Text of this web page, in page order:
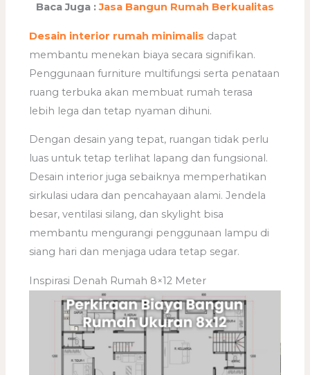
Baca Juga : Jasa Bangun Rumah Berkualitas
Desain interior rumah minimalis dapat
membantu menekan biaya secara signifikan.
Penggunaan furniture multifungsi serta penataan
ruang terbuka akan membuat rumah terasa
lebih lega dan tetap nyaman dihuni.
Dengan desain yang tepat, ruangan tidak perlu
luas untuk tetap terlihat lapang dan fungsional.
Desain interior juga sebaiknya memperhatikan
sirkulasi udara dan pencahayaan alami. Jendela
besar, ventilasi silang, dan skylight bisa
membantu mengurangi penggunaan lampu di
siang hari dan menjaga udara tetap segar.
Inspirasi Denah Rumah 8×12 Meter